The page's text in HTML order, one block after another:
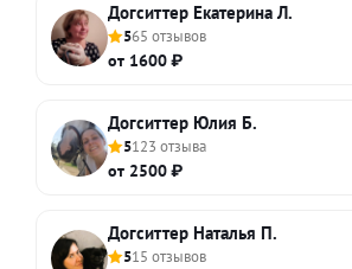
Догситтер Екатерина Л.
565 отзывов
от 1600 ₽
Догситтер Юлия Б.
5123 отзыва
от 2500 ₽
Догситтер Наталья П.
515 отзывов